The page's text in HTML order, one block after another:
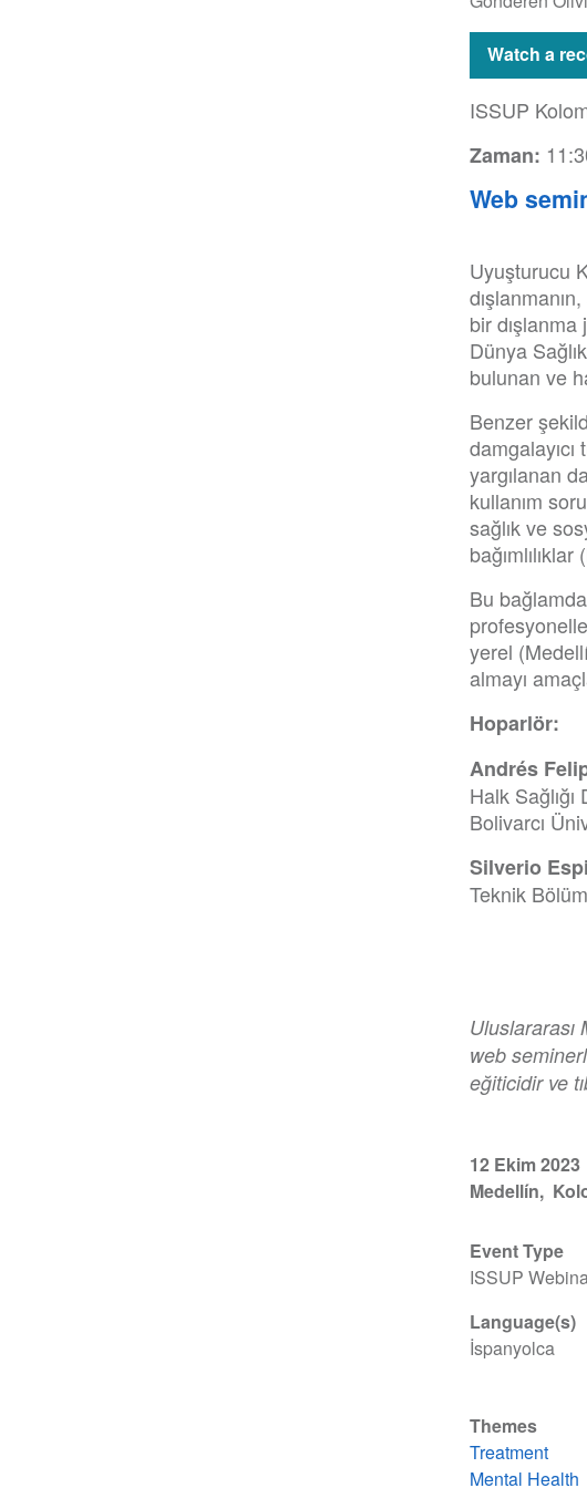
12 Ekim 2023
Medellín
Event Type
ISSUP
Language(s)
İspanyolca
Themes
Treatment
Mental Health
Watch a
ISSUP
Zaman:
Web
Uyuşturucu
bir
Dünya
bulunan ve
Benzer
yargılanan
kullanım
sağlık ve
Bu
yerel
almayı
Hoparlör:
Andrés
Halk
Bolivarcı
Silverio
Teknik
Uluslararası
web
eğiticidir ve